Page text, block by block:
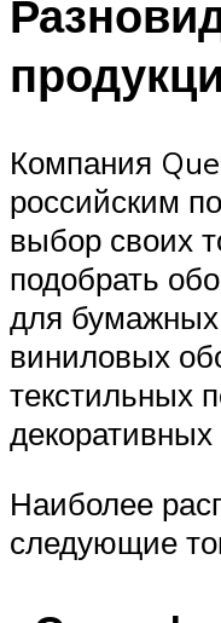
Компания
российским
выбор своих
подобрать
для
виниловых
текстильных
Наиболее
следующие